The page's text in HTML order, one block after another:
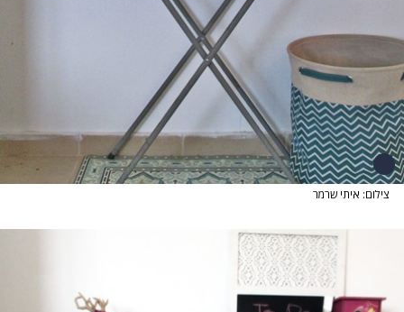
צילום: איתי שרמר